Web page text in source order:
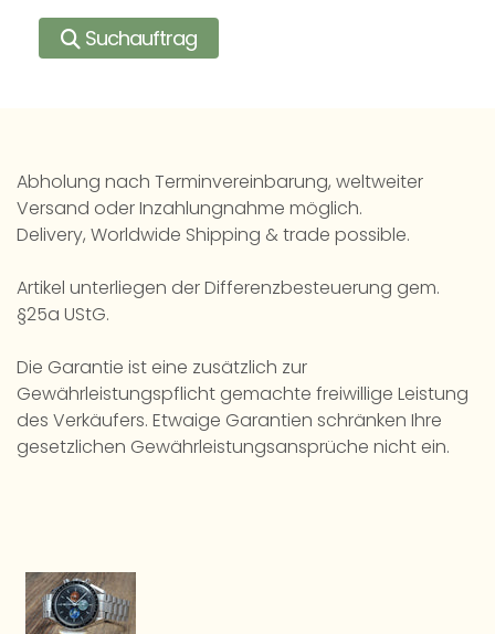
Suchauftrag
Abholung nach Terminvereinbarung, weltweiter
Versand oder Inzahlungnahme möglich.
Delivery, Worldwide Shipping & trade possible.
Artikel unterliegen der Differenzbesteuerung gem.
§25a UStG.
Die Garantie ist eine zusätzlich zur
Gewährleistungspflicht gemachte freiwillige Leistung
des Verkäufers. Etwaige Garantien schränken Ihre
gesetzlichen Gewährleistungsansprüche nicht ein.